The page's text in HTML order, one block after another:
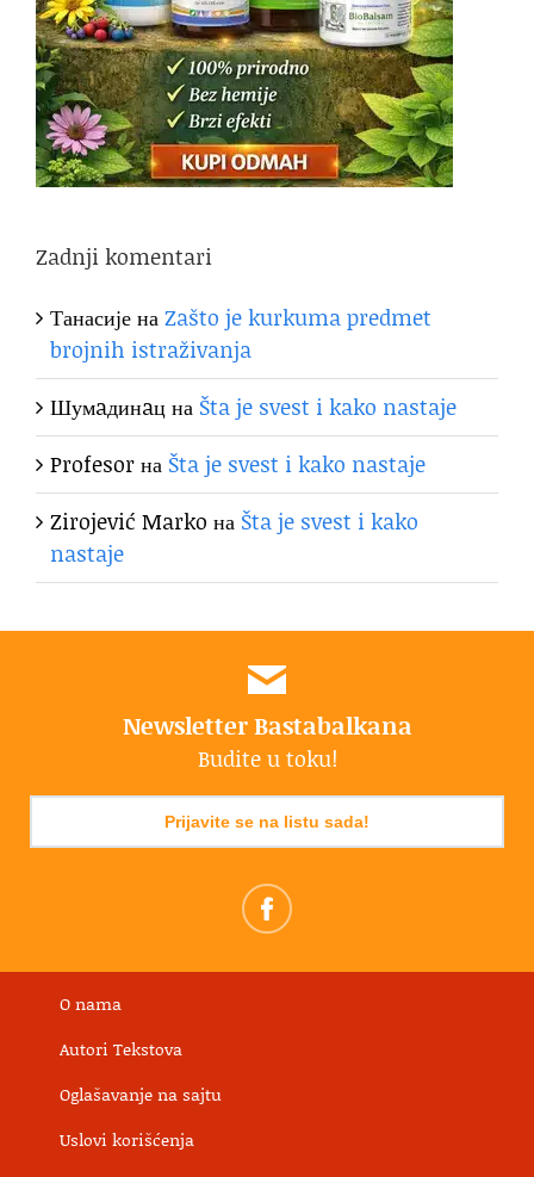
Zadnji komentari
ТанасијенаZašto je kurkuma predmet
brojnih istraživanja
Шумaдинaцна Šta je svest i kako nastaje
Profesorна Šta je svest i kako nastaje
Zirojević Marko на Šta je svest i kako
nastaje
Newsletter Bastabalkana
Budite u toku!
Prijavite se na listu sada!
O nama
Autori Tekstova
Oglašavanje na sajtu
Uslovi korišćenja